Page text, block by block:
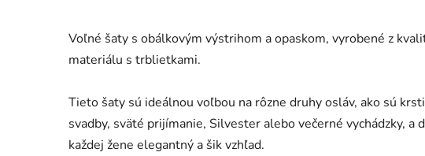
Voľné šaty s obálkovým výstrihom a opaskom, vyrobené z
materiálu s trblietkami.
Tieto šaty sú ideálnou voľbou na rôzne druhy osláv, ako sú
svadby, sväté prijímanie, Silvester alebo večerné vychádzky, a
každej žene elegantný a šik vzhľad.